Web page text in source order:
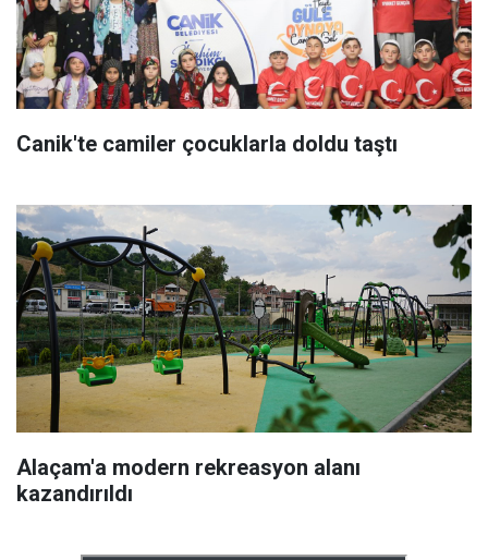
Canik'te camiler çocuklarla doldu taştı
Alaçam'a modern rekreasyon alanı
kazandırıldı